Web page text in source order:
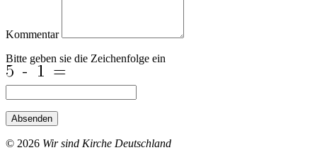
Kommentar
Bitte geben sie die Zeichenfolge ein
Absenden
© 2026 Wir sind Kirche Deutschland